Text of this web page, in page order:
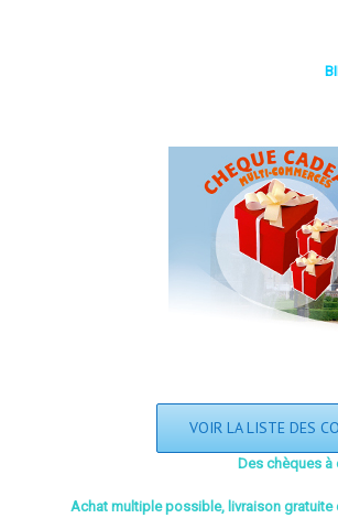
VOIR LA LISTE DES
Des chèques
Achat multiple possible, livraison